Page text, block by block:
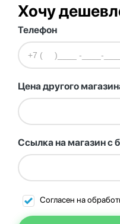
Хочу
Телефон
Цена другого
Ссылка на магазин с
Согласен на